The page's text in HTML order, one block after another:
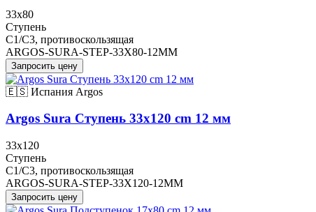
33x80
Ступень
C1/C3, противоскользящая
ARGOS-SURA-STEP-33X80-12MM
Запросить цену
🇪🇸 Испания Argos
Argos Sura Ступень 33x120 cm 12 мм
33x120
Ступень
C1/C3, противоскользящая
ARGOS-SURA-STEP-33X120-12MM
Запросить цену